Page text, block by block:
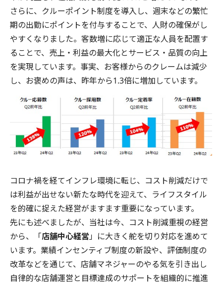
さらに、クルーポイント制度を導入し、週末などの繁忙
期の出勤にポイントを付与することで、人財の確保がし
やすくなりました。客数増に応じて適正な人員を配置す
ることで、売上・利益の最大化とサービス・品質の向上
を実現しています。事実、お客様からのクレームは減少
し、お褒めの声は、昨年から1.3倍に増加しています。
コロナ禍を経てインフレ環境に転じ、コスト削減だけで
は利益が出せない新たな時代を迎えて、ライフスタイル
を的確に捉えた経営がますます重要になっています。
先にも述べましたが、当社は今、コスト削減重視の経営
から、「店舗中心経営」に大きく舵を切り対応を進めて
います。業績インセンティブ制度の新設や、評価制度の
改革などを通じて、店舗マネジャーのやる気を引き出し
自律的な店舗運営と目標達成のサポートを組織的に推進